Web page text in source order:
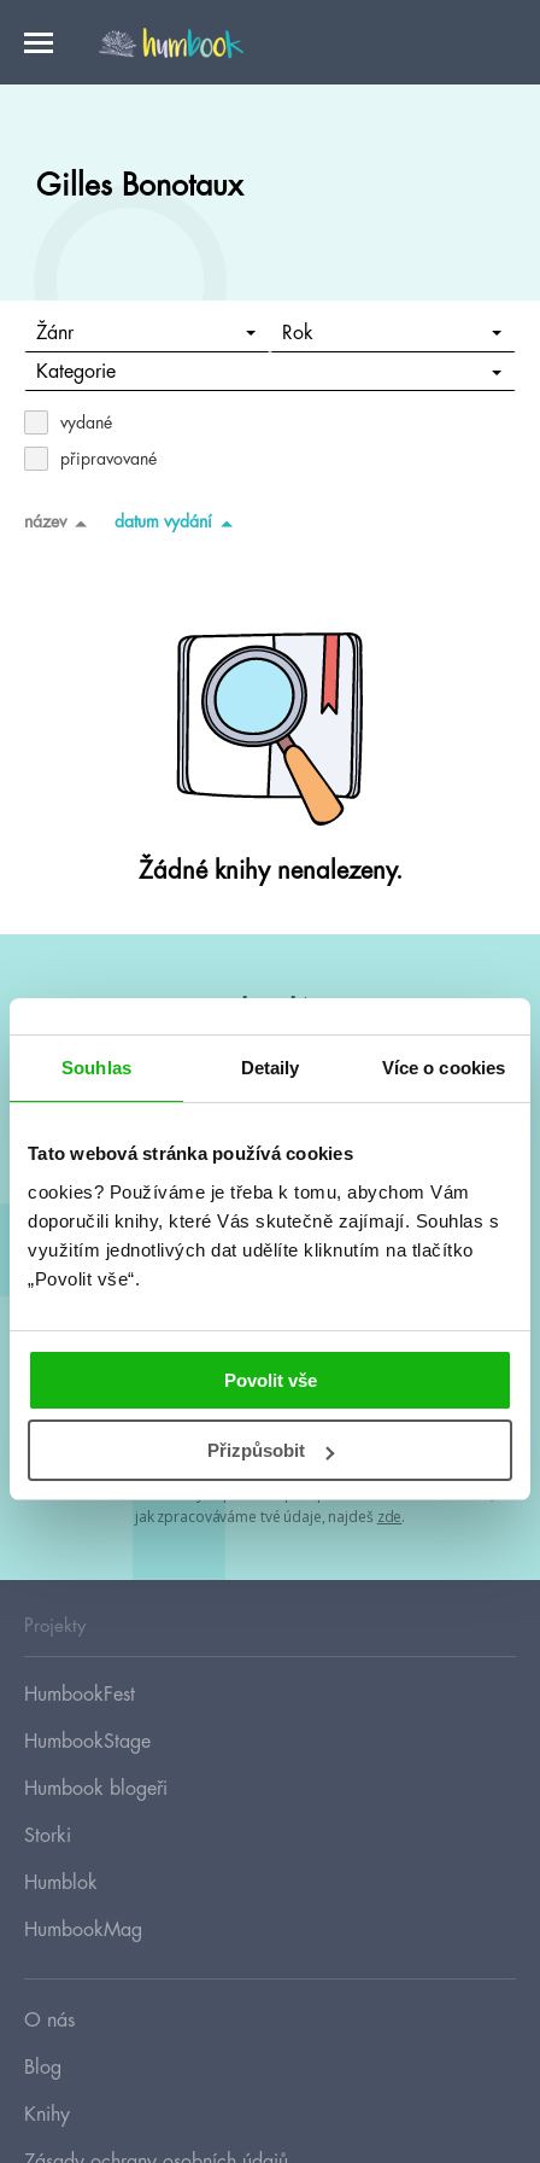
Souhlas Detaily Více o cookies
Tato webová stránka používá cookies
cookies? Používáme je třeba k tomu, abychom Vám
doporučili knihy, které Vás skutečně zajímají. Souhlas s
využitím jednotlivých dat udělíte kliknutím na tlačítko
„Povolit vše“.
Povolit vše
Přizpůsobit
Gilles Bonotaux
Žánr Rok
Kategorie
vydané
připravované
název datum vydání
Žádné knihy nenalezeny.
Vše kolem #youngadult každý měsíc rovnou do mailu!
a seriálové adaptace a další.
Souhlasím spodmínkami zpracování osobních údajů
Tvá e-mailová adresa je u nás v bezpečí. Přečti si
jak zpracováváme tvé údaje, najdeš zde.
Projekty
HumbookFest
HumbookStage
Humbook blogeři
Storki
Humblok
HumbookMag
O nás
Blog
Knihy